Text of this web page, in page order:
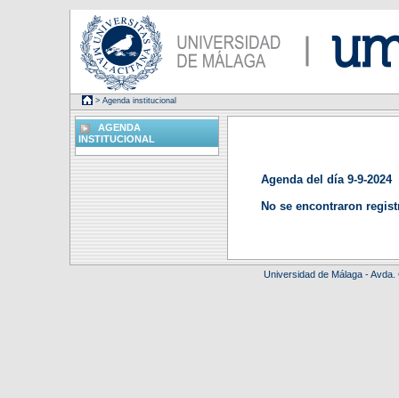
> Agenda institucional
Agenda del día 9-9-2024
No se encontraron
AGENDA
INSTITUCIONAL
Universidad de Málaga -